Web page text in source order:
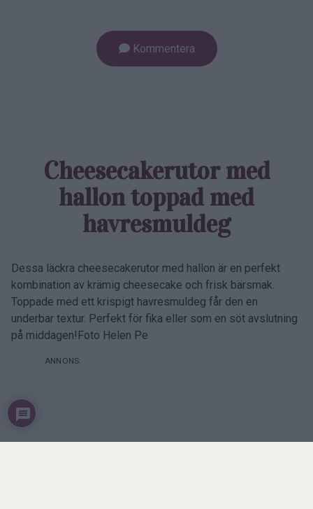
Kommentera
Cheesecakerutor med
hallon toppad med
havresmuldeg
Dessa läckra cheesecakerutor med hallon är en perfekt
kombination av krämig cheesecake och frisk bärsmak.
Toppade med ett krispigt havresmuldeg får den en
underbar textur. Perfekt för fika eller som en söt avslutning
på middagen!Foto Helen Pe